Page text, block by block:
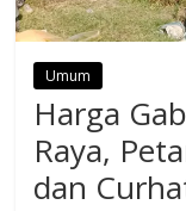
Umum
Harga
Raya,
dan